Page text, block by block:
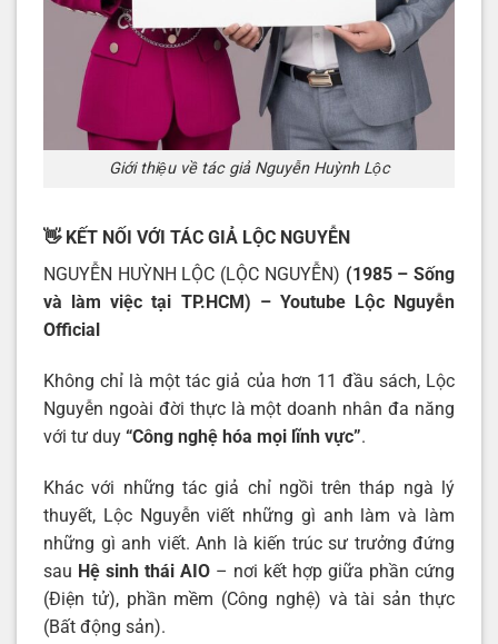
Giới thiệu về tác giả Nguyễn Huỳnh Lộc
👋 KẾT NỐI VỚI TÁC GIẢ LỘC NGUYỄN
NGUYỄN HUỲNH LỘC (LỘC NGUYỄN) (1985 – Sống
và làm việc tại TP.HCM) – Youtube Lộc Nguyễn
Official
Không chỉ là một tác giả của hơn 11 đầu sách, Lộc
Nguyễn ngoài đời thực là một doanh nhân đa năng
với tư duy “Công nghệ hóa mọi lĩnh vực”.
Khác với những tác giả chỉ ngồi trên tháp ngà lý
thuyết, Lộc Nguyễn viết những gì anh làm và làm
những gì anh viết. Anh là kiến trúc sư trưởng đứng
sau Hệ sinh thái AIO – nơi kết hợp giữa phần cứng
(Điện tử), phần mềm (Công nghệ) và tài sản thực
(Bất động sản).